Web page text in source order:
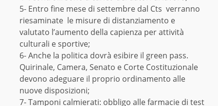
5- Entro fine mese di settembre dal Cts verranno
riesaminate le misure di distanziamento e
valutato l’aumento della capienza per attività
culturali e sportive;
6- Anche la politica dovrà esibire il green pass.
Quirinale, Camera, Senato e Corte Costituzionale
devono adeguare il proprio ordinamento alle
nuove disposizioni;
7- Tamponi calmierati: obbligo alle farmacie di test